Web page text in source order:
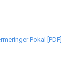
Pokal [PDF]